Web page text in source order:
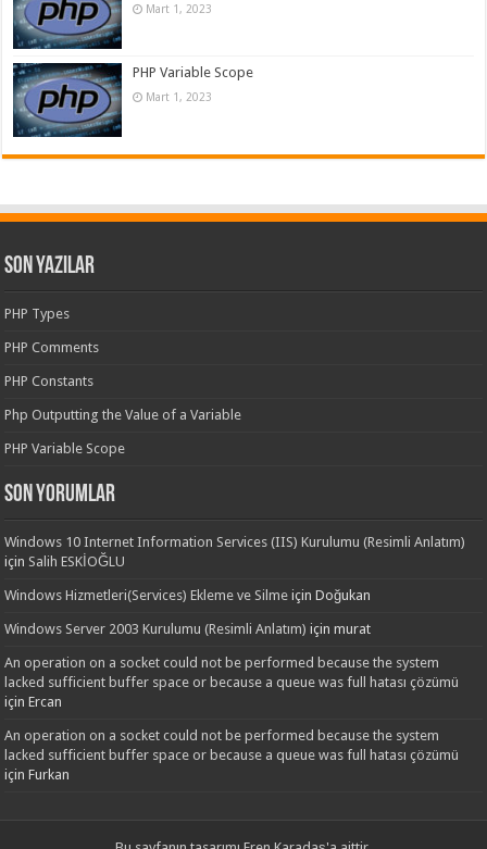
Mart 1, 2023
PHP Variable Scope
Mart 1, 2023
Son Yazılar
PHP Types
PHP Comments
PHP Constants
Php Outputting the Value of a Variable
PHP Variable Scope
Son yorumlar
Windows 10 Internet Information Services (IIS) Kurulumu (Resimli Anlatım)
için Salih ESKİOĞLU
Windows Hizmetleri(Services) Ekleme ve Silme içinDoğukan
Windows Server 2003 Kurulumu (Resimli Anlatım) içinmurat
An operation on a socket could not be performed because the system
lacked sufficient buffer space or because a queue was full hatası çözümü
içinErcan
An operation on a socket could not be performed because the system
lacked sufficient buffer space or because a queue was full hatası çözümü
içinFurkan